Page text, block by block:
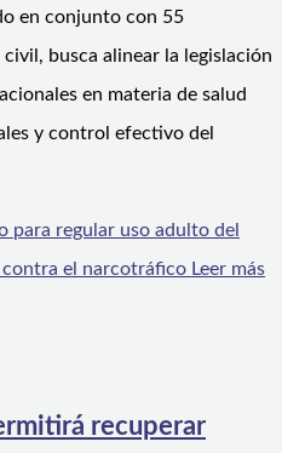
en conjunto con 55
busca alinear la legislación
en materia de salud
y control efectivo del
para regular uso adulto del
el narcotráfico Leer más
recuperar